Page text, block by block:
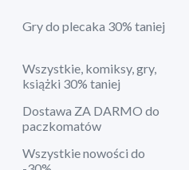
Gry do plecaka 30% taniej
Wszystkie, komiksy, gry,
książki 30% taniej
Dostawa ZA DARMO do
paczkomatów
Wszystkie nowości do